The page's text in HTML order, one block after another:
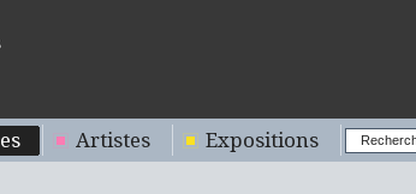
Artistes Expositions